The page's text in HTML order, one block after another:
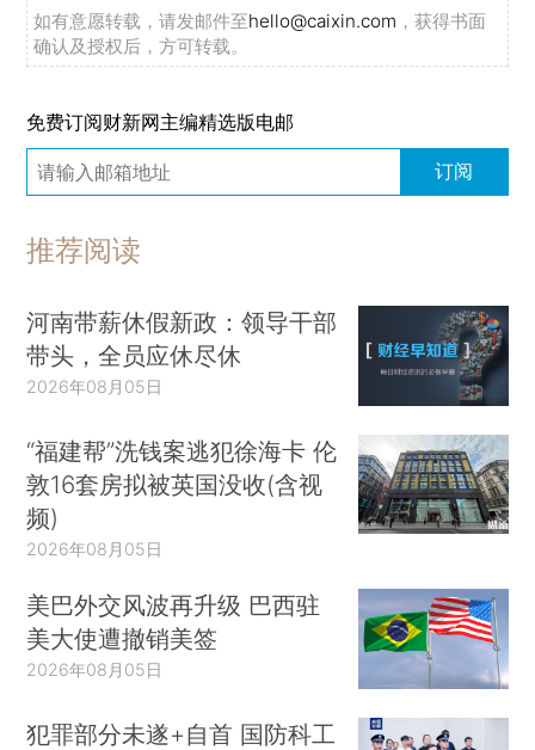
如有意愿转载，请发邮件至hello@caixin.com ，获得书面
确认及授权后，方可转载。
免费订阅财新网主编精选版电邮
订阅
推荐阅读
河南带薪休假新政：领导干部
带头，全员应休尽休
2026年08月05日
“福建帮”洗钱案逃犯徐海卡 伦
敦16套房拟被英国没收(含视
频)
2026年08月05日
美巴外交风波再升级 巴西驻
美大使遭撤销美签
2026年08月05日
犯罪部分未遂+自首 国防科工